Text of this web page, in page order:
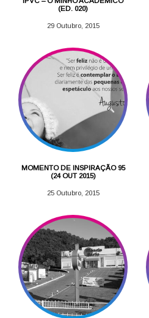
(ED. 020)
29 Outubro, 2015
MOMENTO DE INSPIRAÇÃO 95
(24 OUT 2015)
25 Outubro, 2015